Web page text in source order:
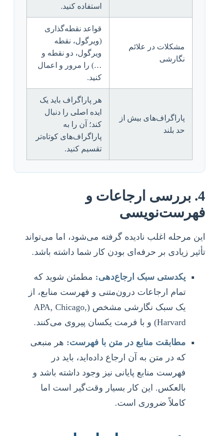
استفاده کنید.
مشکلات در علائم
نگارشی
قواعد نقطه‌گذاری
(ویرگول، نقطه
ویرگول، دو نقطه و
…) را مرور و اعمال
کنید.
پاراگراف‌های بیش از
حد بلند
هر پاراگراف باید یک
ایده اصلی را دنبال
کند؛ آن را به
پاراگراف‌های کوتاه‌تر
تقسیم کنید.
4. بررسی ارجاعات و
فهرست‌نویسی
این مرحله اغلب نادیده گرفته می‌شود، اما می‌تواند
تأثیر زیادی بر حرفه‌ای بودن کار شما داشته باشد.
یکدستی سبک ارجاع‌دهی: مطمئن شوید که
تمام ارجاعات درون‌متنی و فهرست منابع، از
یک سبک نگارشی مشخص (APA, Chicago,
Harvard) و با فرمت یکسان پیروی می‌کنند.
مطابقت منابع در متن با فهرست: هر منبعی
که در متن به آن ارجاع داده‌اید، باید در
فهرست منابع پایانی نیز وجود داشته باشد و
بالعکس. این کار بسیار وقت‌گیر است اما
کاملاً ضروری است.